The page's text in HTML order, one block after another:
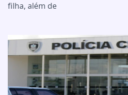
filha, além de